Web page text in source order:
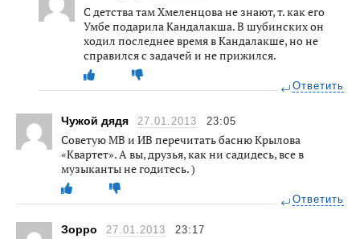
С детства там Хмеленцова не знают, т. как его
Умбе подарила Кандалакша. В шубинских он
ходил последнее время в Кандалакше, но не
справился с задачей и не прижился.
Ответить
Чужой дядя 27.01.2013 23:05
Советую МВ и ИВ перечитать басню Крылова
«Квартет». А вы, друзья, как ни садидесь, все в
музыканты не годитесь. )
Ответить
Зорро 27.01.2013 23:17